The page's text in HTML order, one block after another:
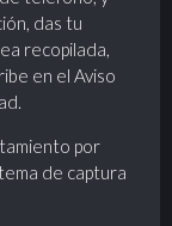
das tu
recopilada,
en el Aviso
por
de captura